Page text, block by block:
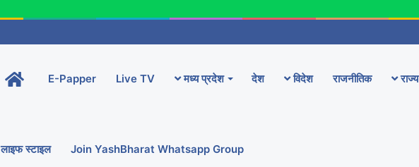
Home-
main
E-Papper Live TV मध्य प्रदेश देश विदेश राजनीतिक राज्य
लाइफ स्टाइल Join YashBharat Whatsapp Group